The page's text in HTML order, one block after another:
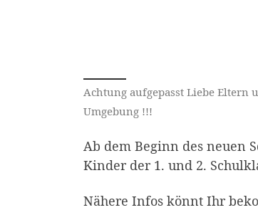
Achtung aufgepasst Liebe
Umgebung !!!
Ab dem Beginn des neuen
Kinder der 1. und 2.
Nähere Infos könnt Ihr